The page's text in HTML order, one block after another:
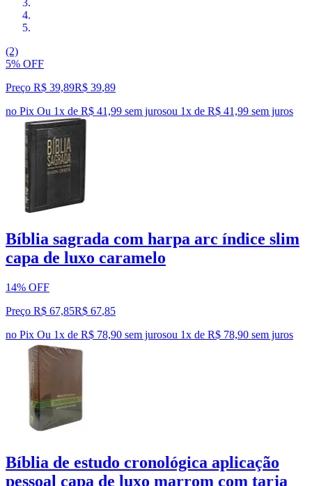
(2)
5% OFF
Preço R$ 39,89R$ 39,89
no Pix Ou 1x de R$ 41,99 sem jurosou 1x de R$ 41,99 sem juros
Bíblia sagrada com harpa arc índice slim
capa de luxo caramelo
14% OFF
Preço R$ 67,85R$ 67,85
no Pix Ou 1x de R$ 78,90 sem jurosou 1x de R$ 78,90 sem juros
Bíblia de estudo cronológica aplicação
pessoal capa de luxo marrom com tarja